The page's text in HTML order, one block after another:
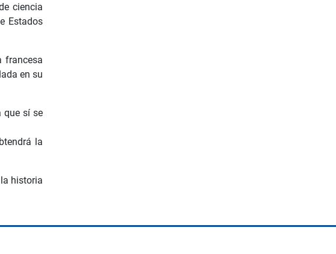
ciencia
Estados
francesa
en su
que sí se
la
historia